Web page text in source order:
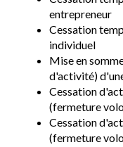
entrepreneur
Cessation
individuel
Mise en
d'activité)
Cessation
(fermeture
Cessation
(fermeture